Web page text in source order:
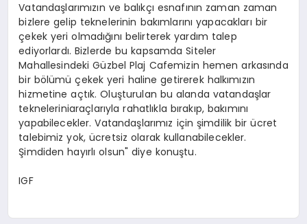
Vatandaşlarımızın ve balıkçı esnafının zaman zaman
bizlere gelip teknelerinin bakımlarını yapacakları bir
çekek yeri olmadığını belirterek yardım talep
ediyorlardı. Bizlerde bu kapsamda Siteler
Mahallesindeki Güzbel Plaj Cafemizin hemen arkasında
bir bölümü çekek yeri haline getirerek halkımızın
hizmetine açtık. Oluşturulan bu alanda vatandaşlar
tekneleriniaraçlarıyla rahatlıkla bırakıp, bakımını
yapabilecekler. Vatandaşlarımız için şimdilik bir ücret
talebimiz yok, ücretsiz olarak kullanabilecekler.
Şimdiden hayırlı olsun" diye konuştu.
IGF